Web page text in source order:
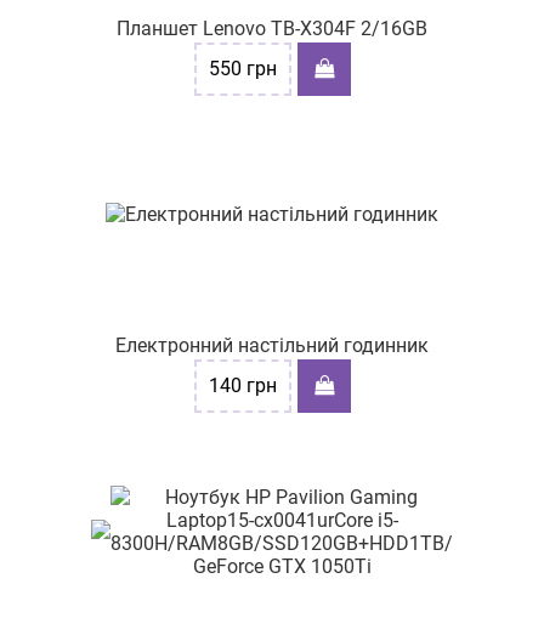
Планшет Lenovo TB-X304F 2/16GB
550 грн
Електронний настільний годинник
140 грн